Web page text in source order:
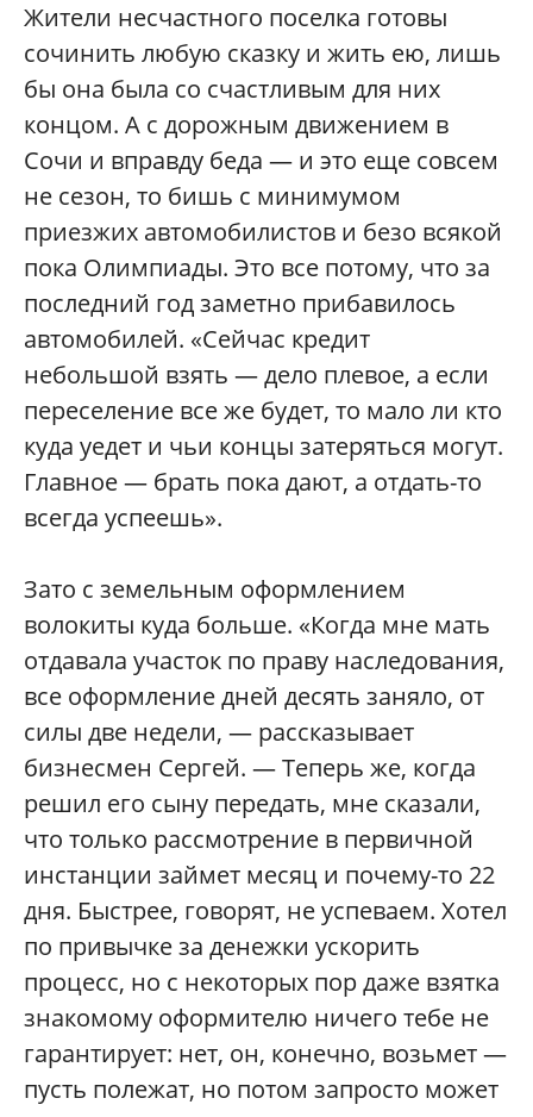
Жители несчастного поселка готовы
сочинить любую сказку и жить ею, лишь
бы она была со счастливым для них
концом. А с дорожным движением в
Сочи и вправду беда — и это еще совсем
не сезон, то бишь с минимумом
приезжих автомобилистов и безо всякой
пока Олимпиады. Это все потому, что за
последний год заметно прибавилось
автомобилей. «Сейчас кредит
небольшой взять — дело плевое, а если
переселение все же будет, то мало ли кто
куда уедет и чьи концы затеряться могут.
Главное — брать пока дают, а отдать-то
всегда успеешь».
Зато с земельным оформлением
волокиты куда больше. «Когда мне мать
отдавала участок по праву наследования,
все оформление дней десять заняло, от
силы две недели, — рассказывает
бизнесмен Сергей. — Теперь же, когда
решил его сыну передать, мне сказали,
что только рассмотрение в первичной
инстанции займет месяц и почему-то 22
дня. Быстрее, говорят, не успеваем. Хотел
по привычке за денежки ускорить
процесс, но с некоторых пор даже взятка
знакомому оформителю ничего тебе не
гарантирует: нет, он, конечно, возьмет —
пусть полежат, но потом запросто может